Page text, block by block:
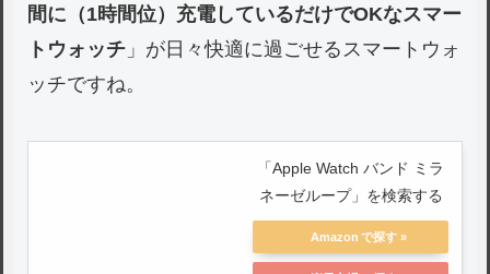
間に（1時間位）充電しているだけでOKなスマー
トウォッチ 」が日々快適に過ごせるスマートウォ
ッチですね。
「Apple Watch バンド ミラ
ネーゼループ」を検索する
Amazon